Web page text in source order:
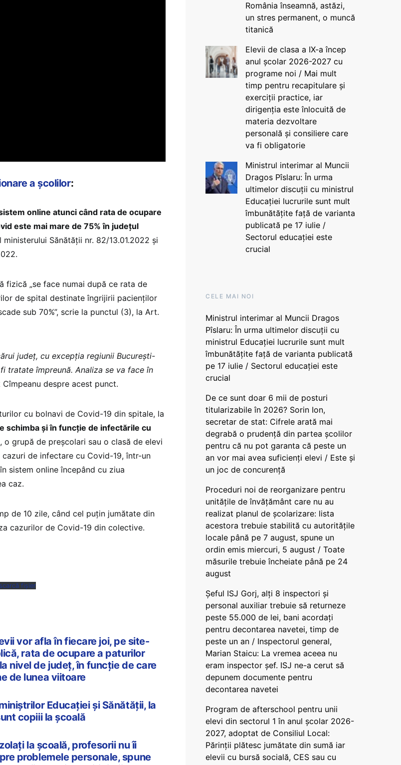
a școlilor:
online atunci când rata de ocupare
este mai mare de 75% în județul
Sănătății nr. 82/13.01.2022 și
fizică „se face numai după ce rata de
de spital destinate îngrijirii pacienților
sub 70%”, scrie la punctul (3), la Art.
județ, cu excepția regiunii București-
tratate împreună. Analiza se va face în
Cîmpeanu despre acest punct.
cu bolnavi de Covid-19 din spitale, la
schimba și în funcție de infectările cu
o grupă de preșcolari sau o clasă de elevi
de infectare cu Covid-19, într-un
sistem online începând cu ziua
caz.
de 10 zile, când cel puțin jumătate din
cazurilor de Covid-19 din colective.
fișier
vor afla în fiecare joi, pe site-
rata de ocupare a paturilor
nivel de județ, în funcție de care
de lunea viitoare
Educației și Sănătății, la
copiii la școală
la școală, profesorii nu îi
problemele personale, spune
România înseamnă, astăzi,
un stres permanent, o muncă
titanică
Elevii de clasa a IX-a încep
anul școlar 2026-2027 cu
programe noi / Mai mult
timp pentru recapitulare și
exerciții practice, iar
dirigenția este înlocuită de
materia dezvoltare
personală și consiliere care
va fi obligatorie
Ministrul interimar al Muncii
Dragos Pîslaru: În urma
ultimelor discuții cu ministrul
Educației lucrurile sunt mult
îmbunătățite față de varianta
publicată pe 17 iulie /
Sectorul educației este
crucial
CELE MAI NOI
Ministrul interimar al Muncii Dragos
Pîslaru: În urma ultimelor discuții cu
ministrul Educației lucrurile sunt mult
îmbunătățite față de varianta publicată
pe 17 iulie / Sectorul educației este
crucial
De ce sunt doar 6 mii de posturi
titularizabile în 2026? Sorin Ion,
secretar de stat: Cifrele arată mai
degrabă o prudență din partea școlilor
pentru că nu pot garanta că peste un
an vor mai avea suficienți elevi / Este și
un joc de concurență
Proceduri noi de reorganizare pentru
unitățile de învățământ care nu au
realizat planul de școlarizare: lista
acestora trebuie stabilită cu autoritățile
locale până pe 7 august, spune un
ordin emis miercuri, 5 august / Toate
măsurile trebuie încheiate până pe 24
august
Șeful ISJ Gorj, alți 8 inspectori și
personal auxiliar trebuie să returneze
peste 55.000 de lei, bani acordați
pentru decontarea navetei, timp de
peste un an / Inspectorul general,
Marian Staicu: La vremea aceea nu
eram inspector șef. ISJ ne-a cerut să
depunem documente pentru
decontarea navetei
Program de afterschool pentru unii
elevi din sectorul 1 în anul școlar 2026-
2027, adoptat de Consiliul Local:
Părinții plătesc jumătate din sumă iar
elevii cu bursă socială, CES sau cu